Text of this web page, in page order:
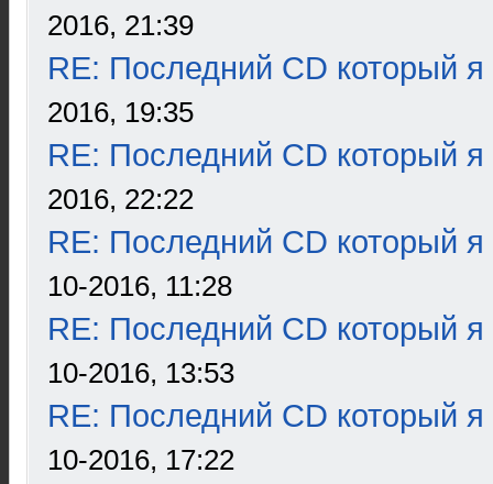
2016, 21:39
RE: Последний CD который я
2016, 19:35
RE: Последний CD который я
2016, 22:22
RE: Последний CD который я
10-2016, 11:28
RE: Последний CD который я
10-2016, 13:53
RE: Последний CD который я
10-2016, 17:22